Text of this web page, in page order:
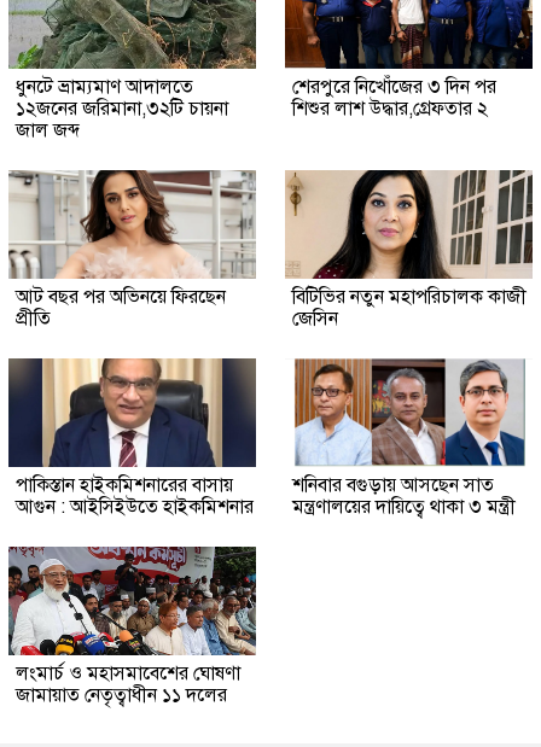
ধুনটে ভ্রাম্যমাণ আদালতে
১২জনের জরিমানা,৩২টি চায়না
জাল জব্দ
শেরপুরে নিখোঁজের ৩ দিন পর
শিশুর লাশ উদ্ধার,গ্রেফতার ২
আট বছর পর অভিনয়ে ফিরছেন
প্রীতি
বিটিভির নতুন মহাপরিচালক কাজী
জেসিন
পাকিস্তান হাইকমিশনারের বাসায়
আগুন : আইসিইউতে হাইকমিশনার
শনিবার বগুড়ায় আসছেন সাত
মন্ত্রণালয়ের দায়িত্বে থাকা ৩ মন্ত্রী
লংমার্চ ও মহাসমাবেশের ঘোষণা
জামায়াত নেতৃত্বাধীন ১১ দলের